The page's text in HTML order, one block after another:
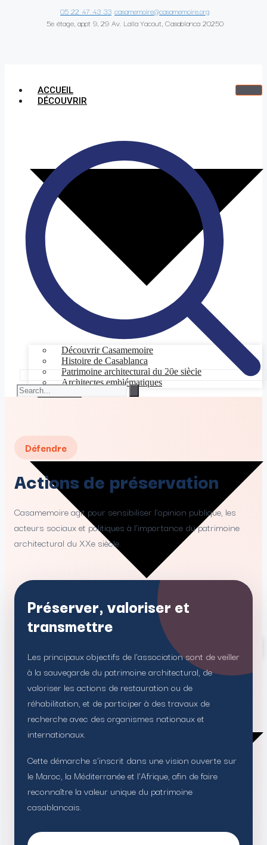
05 22 47 43 33 casamemoire@casamemoire.org
5e étage, appt 9, 29 Av. Lalla Yacout, Casablanca 20250
ACCUEIL
DÉCOUVRIR
Découvrir Casamemoire
Histoire de Casablanca
Patrimoine architectural du 20e siècle
Architectes emblématiques
EXPLORER
Circuits thématiques
S’INFORMER
Défendre
Actions de préservation
Casamemoire agit pour sensibiliser l’opinion publique, les
acteurs sociaux et politiques à l’importance du patrimoine
architectural du XXe siècle.
Préserver, valoriser et
transmettre
Les principaux objectifs de l’association sont de veiller
à la sauvegarde du patrimoine architectural, de
valoriser les actions de restauration ou de
réhabilitation, et de participer à des travaux de
recherche avec des organismes nationaux et
internationaux.
Cette démarche s’inscrit dans une vision ouverte sur
le Maroc, la Méditerranée et l’Afrique, afin de faire
reconnaître la valeur unique du patrimoine
casablancais.